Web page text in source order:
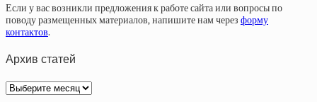
Если у вас возникли предложения к работе сайта или вопросы по
поводу размещенных материалов, напишите нам через форму
контактов.
Архив статей
Архив
статей